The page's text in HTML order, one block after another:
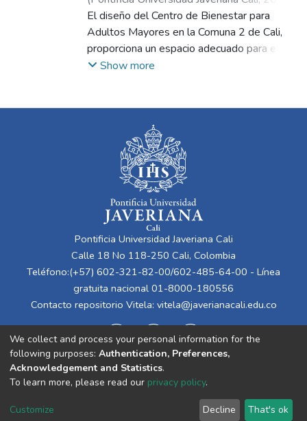
volúmenes fragmentados que se adaptan a
la topografía y generan una transición
gradual desde lo público hacia lo privado. La
conexión entre niveles se realiza mediante
rampas accesibles, garantizando la
integra espacios de atención especializada,
actividad física, estimulación cognitiva y
socialización, contribuyendo al desarrollo de
entornos que fomenten la salud, la
convivencia y una experiencia de
envejecimiento más saludable y
participativa. Además, incorpora estrategias
bioclimáticas como control solar, ventilación
natural y recolección de aguas lluvias para
aumentar el confort y la sostenibilidad del
proyecto.
Ordóñez Rojas, Nicolás ;Londoño, Jorge
Andrés; Dussán Giraldo, Álvaro Fernando
El diseño del Centro de Bienestar para
Adultos Mayores en la Comuna 2 de Cali,
proporciona un espacio adecuado para el
disfrute y esparcimiento de la población del
Show more
Pontificia Universidad Javeriana Cali
Calle 18 No 118-250 Cali, Colombia
Teléfono:(+57) 602-321-82-00/602-485-64-00 - Línea
gratuita nacional 01-8000-180556
Contacto repositorio Vitela: vitela@javerianacali.edu.co
Cookie
End User
Send
We collect and process your personal information for the
following purposes: Authentication, Preferences,
Acknowledgement and Statistics.
To learn more, please read our privacy policy.
Customize Decline That's ok